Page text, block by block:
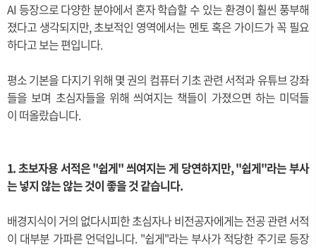
AI 등장으로 다양한 분야에서 혼자 학습할 수 있는 환경이 훨씬 풍부해
졌다고 생각되지만, 초보적인 영역에서는 멘토 혹은 가이드가 꼭 필요
하다고 보는 편입니다.
평소 기본을 다지기 위해 몇 권의 컴퓨터 기초 관련 서적과 유튜브 강좌
들을 보며 초심자들을 위해 씌여지는 책들이 가졌으면 하는 미덕들
이 떠올랐습니다.
1. 초보자용 서적은 "쉽게" 씌여지는 게 당연하지만, "쉽게"라는 부사
는 넣지 않는 않는 것이 좋을 것 같습니다.
배경지식이 거의 없다시피한 초심자나 비전공자에게는 전공 관련 서적
이 대부분 가파른 언덕입니다. "쉽게"라는 부사가 적당한 주기로 등장